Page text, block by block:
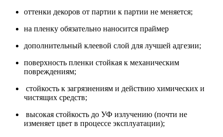
оттенки декоров от партии к партии не меняется;
на пленку обязательно наносится праймер
дополнительный клеевой слой для лучшей адгезии;
поверхность пленки стойкая к механическим
повреждениям;
стойкость к загрязнениям и действию химических и
чистящих средств;
высокая стойкость до УФ излучению (почти не
изменяет цвет в процессе эксплуатации);